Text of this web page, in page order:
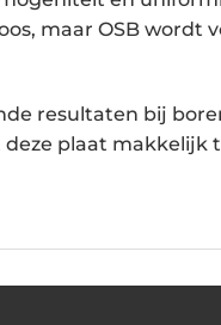
maar OSB
resultaten bij
plaat